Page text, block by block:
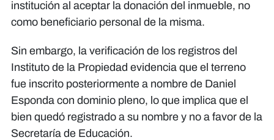
institución al aceptar la donación del inmueble, no
como beneficiario personal de la misma.
Sin embargo, la verificación de los registros del
Instituto de la Propiedad evidencia que el terreno
fue inscrito posteriormente a nombre de Daniel
Esponda con dominio pleno, lo que implica que el
bien quedó registrado a su nombre y no a favor de la
Secretaría de Educación.